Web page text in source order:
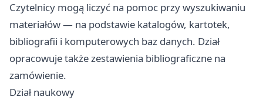
Czytelnicy mogą liczyć na pomoc przy wyszukiwaniu
materiałów — na podstawie katalogów, kartotek,
bibliografii i komputerowych baz danych. Dział
opracowuje także zestawienia bibliograficzne na
zamówienie.
Dział naukowy